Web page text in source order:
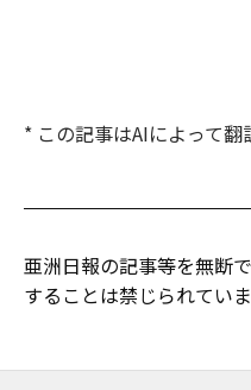
* この記事はAIによって翻
亜洲日報の記事等を無断
することは禁じられていま